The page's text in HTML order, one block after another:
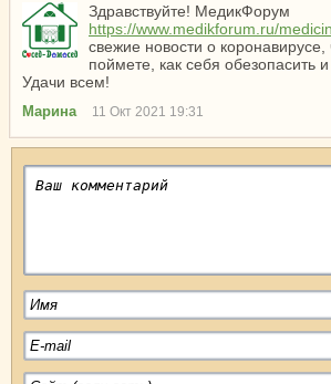
Здравствуйте! МедикФорум
https://www.medikforum.ru/
свежие новости о коронавирусе,
поймете, как себя обезопасить
Удачи всем!
Марина 11 Окт 2021 19:31